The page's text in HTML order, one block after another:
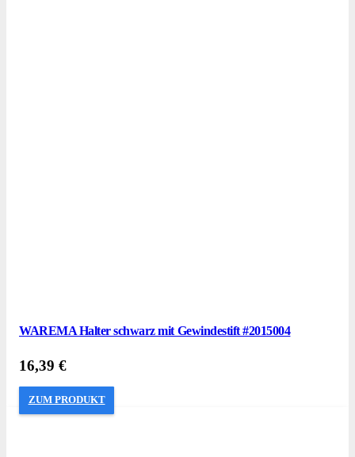
WAREMA Halter schwarz mit Gewindestift #2015004
16,39 €
ZUM PRODUKT